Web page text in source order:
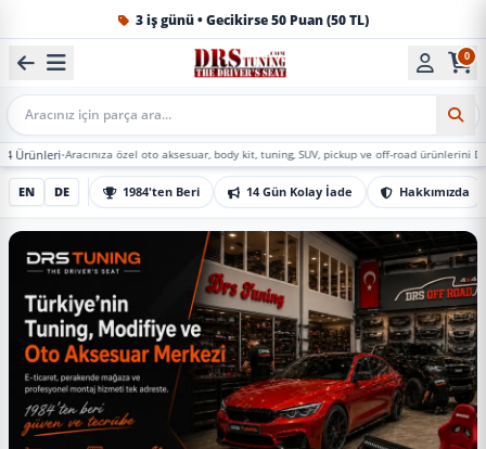
1984'ten beri Türkiye’nin en büyük oto aksesuar ve tuning
0
Mobil Arama
özel oto aksesuar, body kit, tuning, SUV, pickup ve off-road ürünlerini DRS
EN DE 1984'ten Beri 14 Gün Kolay İade Hakkımızda